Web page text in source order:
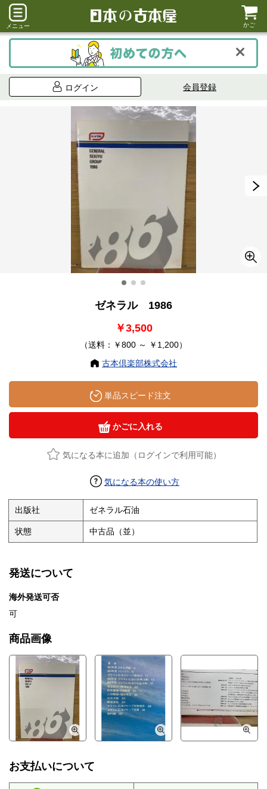
メニュー かご
ログイン 会員登録
ゼネラル 1986
￥3,500
（送料：￥800 ～ ￥1,200）
古本倶楽部株式会社
単品スピード注文
かごに入れる
気になる本に追加（ログインで利用可能）
気になる本の使い方
出版社 ゼネラル石油
状態 中古品（並）
発送について
海外発送可否
可
商品画像
お支払いについて